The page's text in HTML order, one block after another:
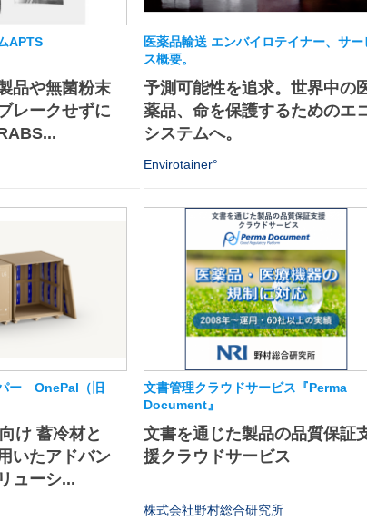
APTS
品や無菌粉末
レークせずに
医薬品輸送 エンバイロテイナー、サー
ス概要。
予測可能性を追求。世界中の
薬品、命を保護するためのエ
システムへ。
Envirotainer°
ー OnePal（旧
け 蓄冷材と
いたアドバン
ューシ...
文書管理クラウドサービス『Perma
Document』
文書を通じた製品の品質保証
援クラウドサービス
株式会社野村総合研究所